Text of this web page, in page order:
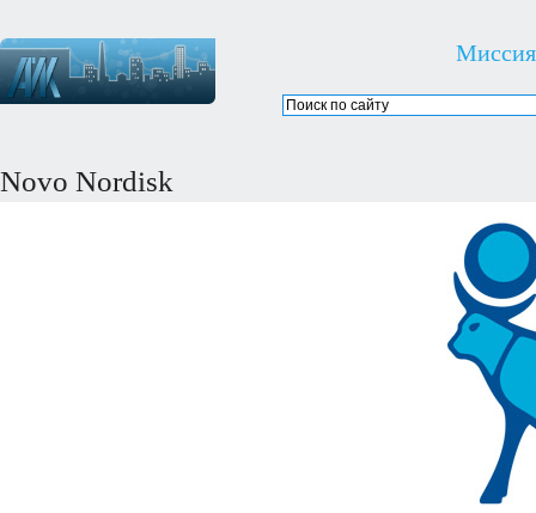
Миссия
Novo Nordisk